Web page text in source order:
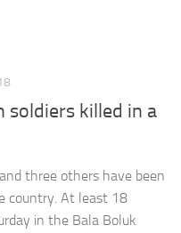
soldiers killed in a
three others have been
country. At least 18
in the Bala Boluk